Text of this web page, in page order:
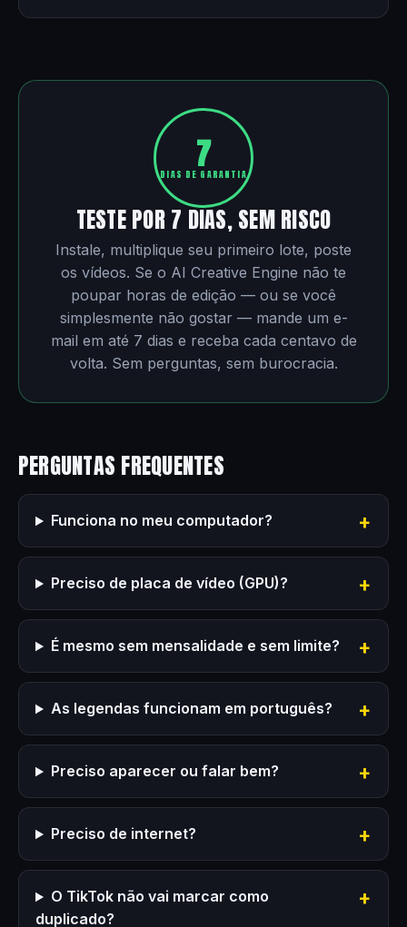
7
DIAS DE GARANTIA
TESTE POR 7 DIAS, SEM RISCO
Instale, multiplique seu primeiro lote, poste
os vídeos. Se o AI Creative Engine não te
poupar horas de edição — ou se você
simplesmente não gostar — mande um e-
mail em até 7 dias e receba cada centavo de
volta. Sem perguntas, sem burocracia.
PERGUNTAS FREQUENTES
Funciona no meu computador?
Preciso de placa de vídeo (GPU)?
É mesmo sem mensalidade e sem limite?
As legendas funcionam em português?
Preciso aparecer ou falar bem?
Preciso de internet?
O TikTok não vai marcar como
duplicado?